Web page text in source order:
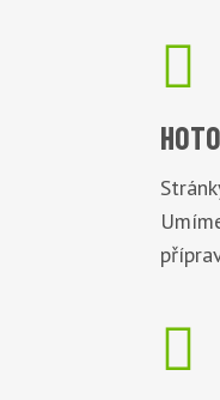

